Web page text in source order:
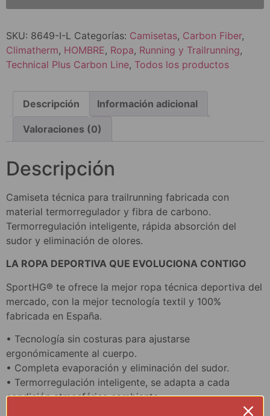
SKU: 8649-I-L Categorías: Camisetas, Carbon Fiber,
Climatherm, HOMBRE, Ropa, Running y Trailrunning,
Technical Plus Carbon Line, Todos los productos
Descripción Información adicional
Valoraciones (0)
Descripción
Camiseta técnica para trailrunning fabricada con
material termorregulador y fibra de carbono.
Termorregulación inteligente, rápida absorción del
sudor y eliminación de olores.
LA ROPA DEPORTIVA QUE EVOLUCIONA CONTIGO
SportHG® te ofrece la mejor ropa técnica deportiva del
mercado, con la mejor tecnología textil y 100%
fabricada en España.
• Tecnología sin costuras para ajustarse
ergonómicamente al cuerpo.
• Completa evaporación y eliminación del sudor.
• Termorregulación inteligente, se adapta a cada
condición atmosférica cambiante.